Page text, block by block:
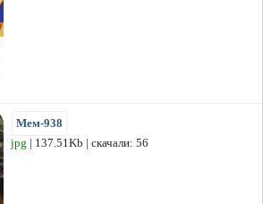
Мем-938
jpg | 137.51Kb | скачали: 56